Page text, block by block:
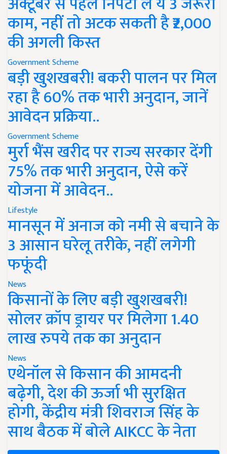
काम, नहीं तो अटक सकती है ₹2,000
की अगली किस्त
Government Scheme
बड़ी खुशखबरी! बकरी पालन पर मिल
रहा है 60% तक भारी अनुदान, जानें
आवेदन प्रक्रिया..
Government Scheme
मुर्रा भैंस खरीद पर राज्य सरकार देंगी
75% तक भारी अनुदान, ऐसे करें
योजना में आवेदन..
Lifestyle
मानसून में अनाज को नमी से बचाने के
3 आसान घरेलू तरीके, नहीं लगेगी
फफूंदी
News
किसानों के लिए बड़ी खुशखबरी!
सोलर क्रॉप ड्रायर पर मिलेगा 1.40
लाख रुपये तक का अनुदान
News
एथेनॉल से किसान की आमदनी
बढ़ेगी, देश की ऊर्जा भी सुरक्षित
होगी, केंद्रीय मंत्री शिवराज सिंह के
साथ बैठक में बोले AIKCC के नेता